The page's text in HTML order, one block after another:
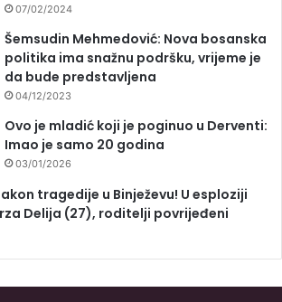
07/02/2024
Šemsudin Mehmedović: Nova bosanska
politika ima snažnu podršku, vrijeme je
da bude predstavljena
04/12/2023
Ovo je mladić koji je poginuo u Derventi:
Imao je samo 20 godina
03/01/2026
tragedije u Binježevu! U esploziji
Delija (27), roditelji povrijeđeni